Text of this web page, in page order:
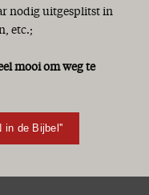
nodig uitgesplitst in
etc.;
mooi om weg te
in de Bijbel''